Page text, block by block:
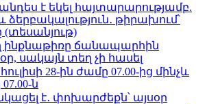
է եկել հայտարարությամբ.
ձերբակալություն․ թիրախում՝
(տեսանյութ)
ինքնաթիռը ճանապարհին
սակայն տեղ չի հասել
հուլիսի 28-ին ժամը 07.00-ից մինչև
ն
է․ փոխարժեքն՝ այսօր